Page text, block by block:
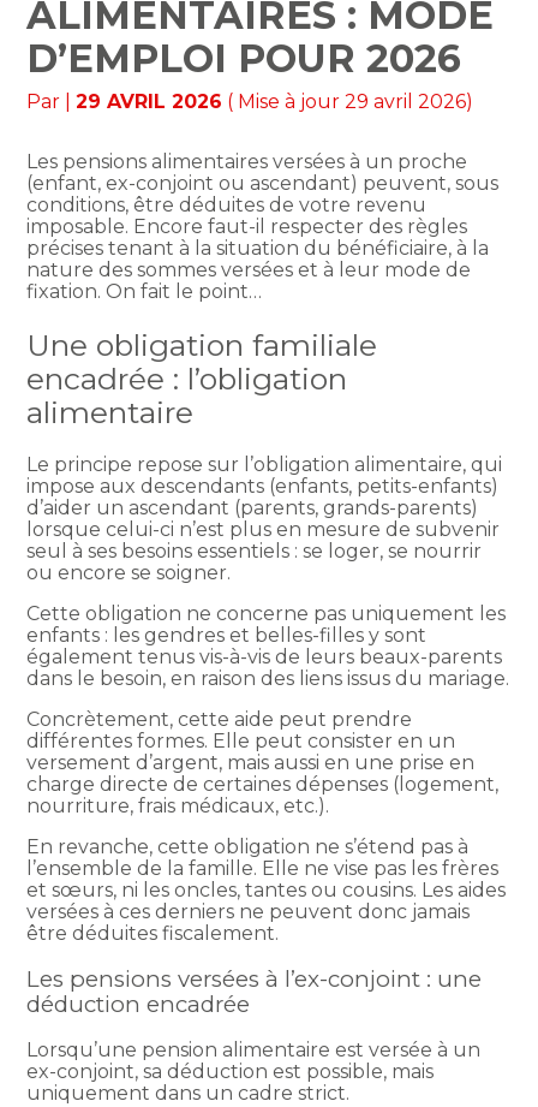
ALIMENTAIRES : MODE
D’EMPLOI POUR 2026
Par |29 AVRIL 2026 ( Mise à jour 29 avril 2026)
Les pensions alimentaires versées à un proche
(enfant, ex-conjoint ou ascendant) peuvent, sous
conditions, être déduites de votre revenu
imposable. Encore faut-il respecter des règles
précises tenant à la situation du bénéficiaire, à la
nature des sommes versées et à leur mode de
fixation. On fait le point…
Une obligation familiale
encadrée : l’obligation
alimentaire
Le principe repose sur l’obligation alimentaire, qui
impose aux descendants (enfants, petits-enfants)
d’aider un ascendant (parents, grands-parents)
lorsque celui-ci n’est plus en mesure de subvenir
seul à ses besoins essentiels : se loger, se nourrir
ou encore se soigner.
Cette obligation ne concerne pas uniquement les
enfants : les gendres et belles-filles y sont
également tenus vis-à-vis de leurs beaux-parents
dans le besoin, en raison des liens issus du mariage.
Concrètement, cette aide peut prendre
différentes formes. Elle peut consister en un
versement d’argent, mais aussi en une prise en
charge directe de certaines dépenses (logement,
nourriture, frais médicaux, etc.).
En revanche, cette obligation ne s’étend pas à
l’ensemble de la famille. Elle ne vise pas les frères
et sœurs, ni les oncles, tantes ou cousins. Les aides
versées à ces derniers ne peuvent donc jamais
être déduites fiscalement.
Les pensions versées à l’ex-conjoint : une
déduction encadrée
Lorsqu’une pension alimentaire est versée à un
ex-conjoint, sa déduction est possible, mais
uniquement dans un cadre strict.